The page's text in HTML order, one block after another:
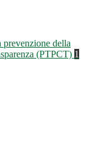
prevenzione della
(PTPCT) 1